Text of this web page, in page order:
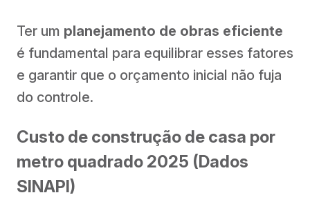
Ter um planejamento de obras eficiente
é fundamental para equilibrar esses fatores
e garantir que o orçamento inicial não fuja
do controle.
Custo de construção de casa por
metro quadrado 2025 (Dados
SINAPI)